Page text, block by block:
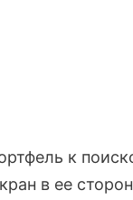
к
в ее